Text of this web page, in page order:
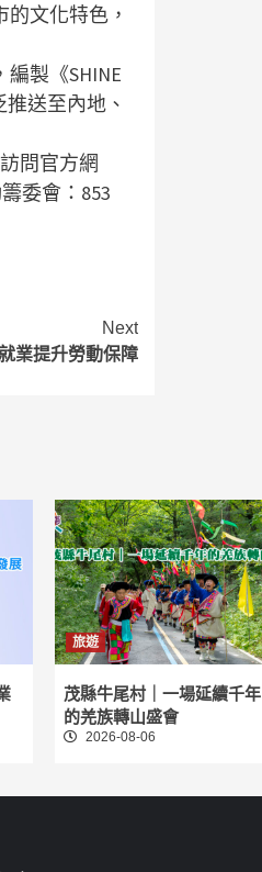
文化特色，
製《SHINE
送至內地、
問官方網
委會：853
Next
業提升勞動保障
旅遊
茂縣牛尾村｜一場延續千年
的羌族轉山盛會
2026-08-06